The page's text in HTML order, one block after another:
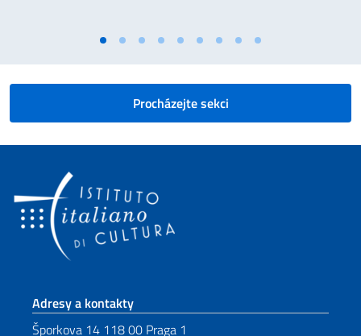
Procházejte sekci
Sekce zápatí
Adresy a kontakty
Šporkova 14 118 00 Praga 1